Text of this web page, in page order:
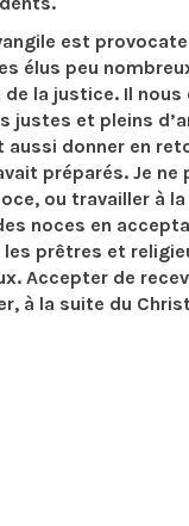
est
élus peu
la justice. Il
justes et pleins
donner en
préparés. Je
ou travailler à
noces en
prêtres et
Accepter de
à la suite du